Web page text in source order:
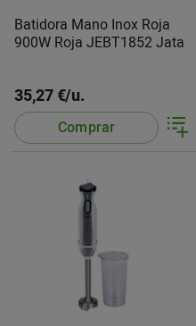
Batidora Mano Inox Roja
900W Roja JEBT1852 Jata
35,27 €/u.
Comprar